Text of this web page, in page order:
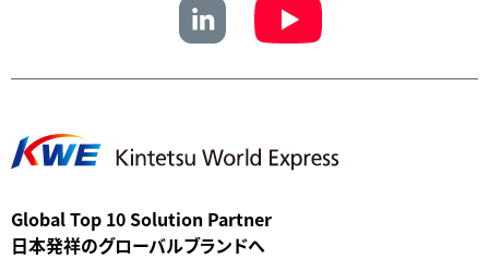
Global Top 10 Solution Partner
日本発祥のグローバルブランドへ